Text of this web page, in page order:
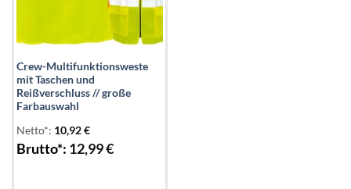
Crew-Multifunktionsweste
mit Taschen und
Reißverschluss // große
Farbauswahl
Netto*: 10,92€
Brutto*: 12,99€